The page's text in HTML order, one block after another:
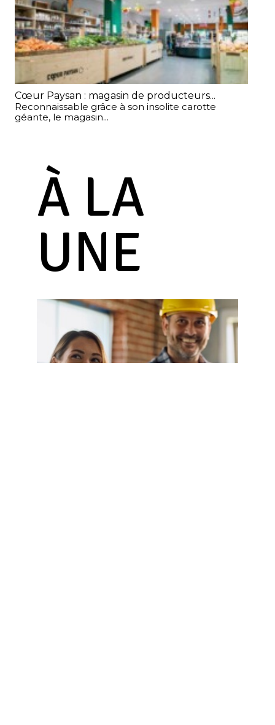
Cœur Paysan : magasin de producteurs...
Reconnaissable grâce à son insolite carotte
géante, le magasin...
À LA
UNE